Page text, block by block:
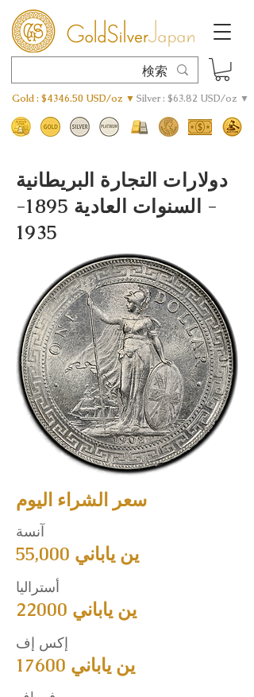
Gold : $4346.50 USD/oz ▼ Silver : $63.82 USD/oz ▼
دولارات التجارة البريطانية
- السنوات العادية
1895-
1935
سعر الشراء اليوم
آنسة
55,000 ين ياباني
أستراليا
22000 ين ياباني
إكس إف
17600 ين ياباني